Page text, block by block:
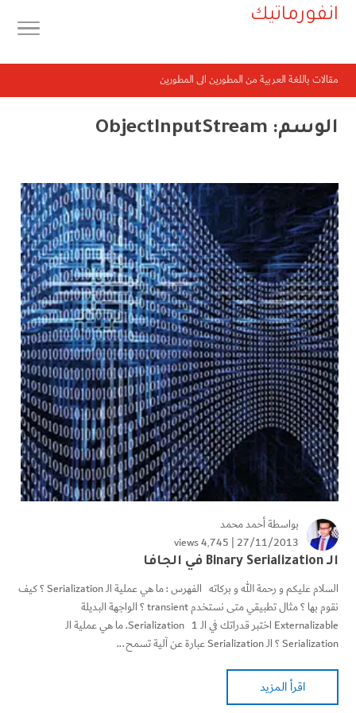
انفورماتيك
مقالات باللغة العربية من المطورين الى المطورين
الوسم: ObjectInputStream
بواسطةأحمد محمد
27/11/2013 | 4٬745 views
الـ Binary Serialization في الجافا
السلام عليكم و رحمة الله و بركاته الفهرس : ما هي عملية الـ Serialization ؟ كيف
نقوم بها ؟ مثال تطبيقي متى نستخدم transient ؟ الواجهة البديلة
Externalizable اختبر قدراتك في الـ Serialization 1. ما هي عملية الـ
Serialization ؟ الـ Serialization عبارة عن آلية تسمح...
اقرأ المزيد